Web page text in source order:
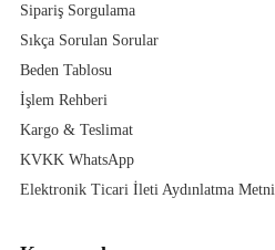
Sipariş Sorgulama
Sıkça Sorulan Sorular
Beden Tablosu
İşlem Rehberi
Kargo & Teslimat
KVKK WhatsApp
Elektronik Ticari İleti Aydınlatma Metni